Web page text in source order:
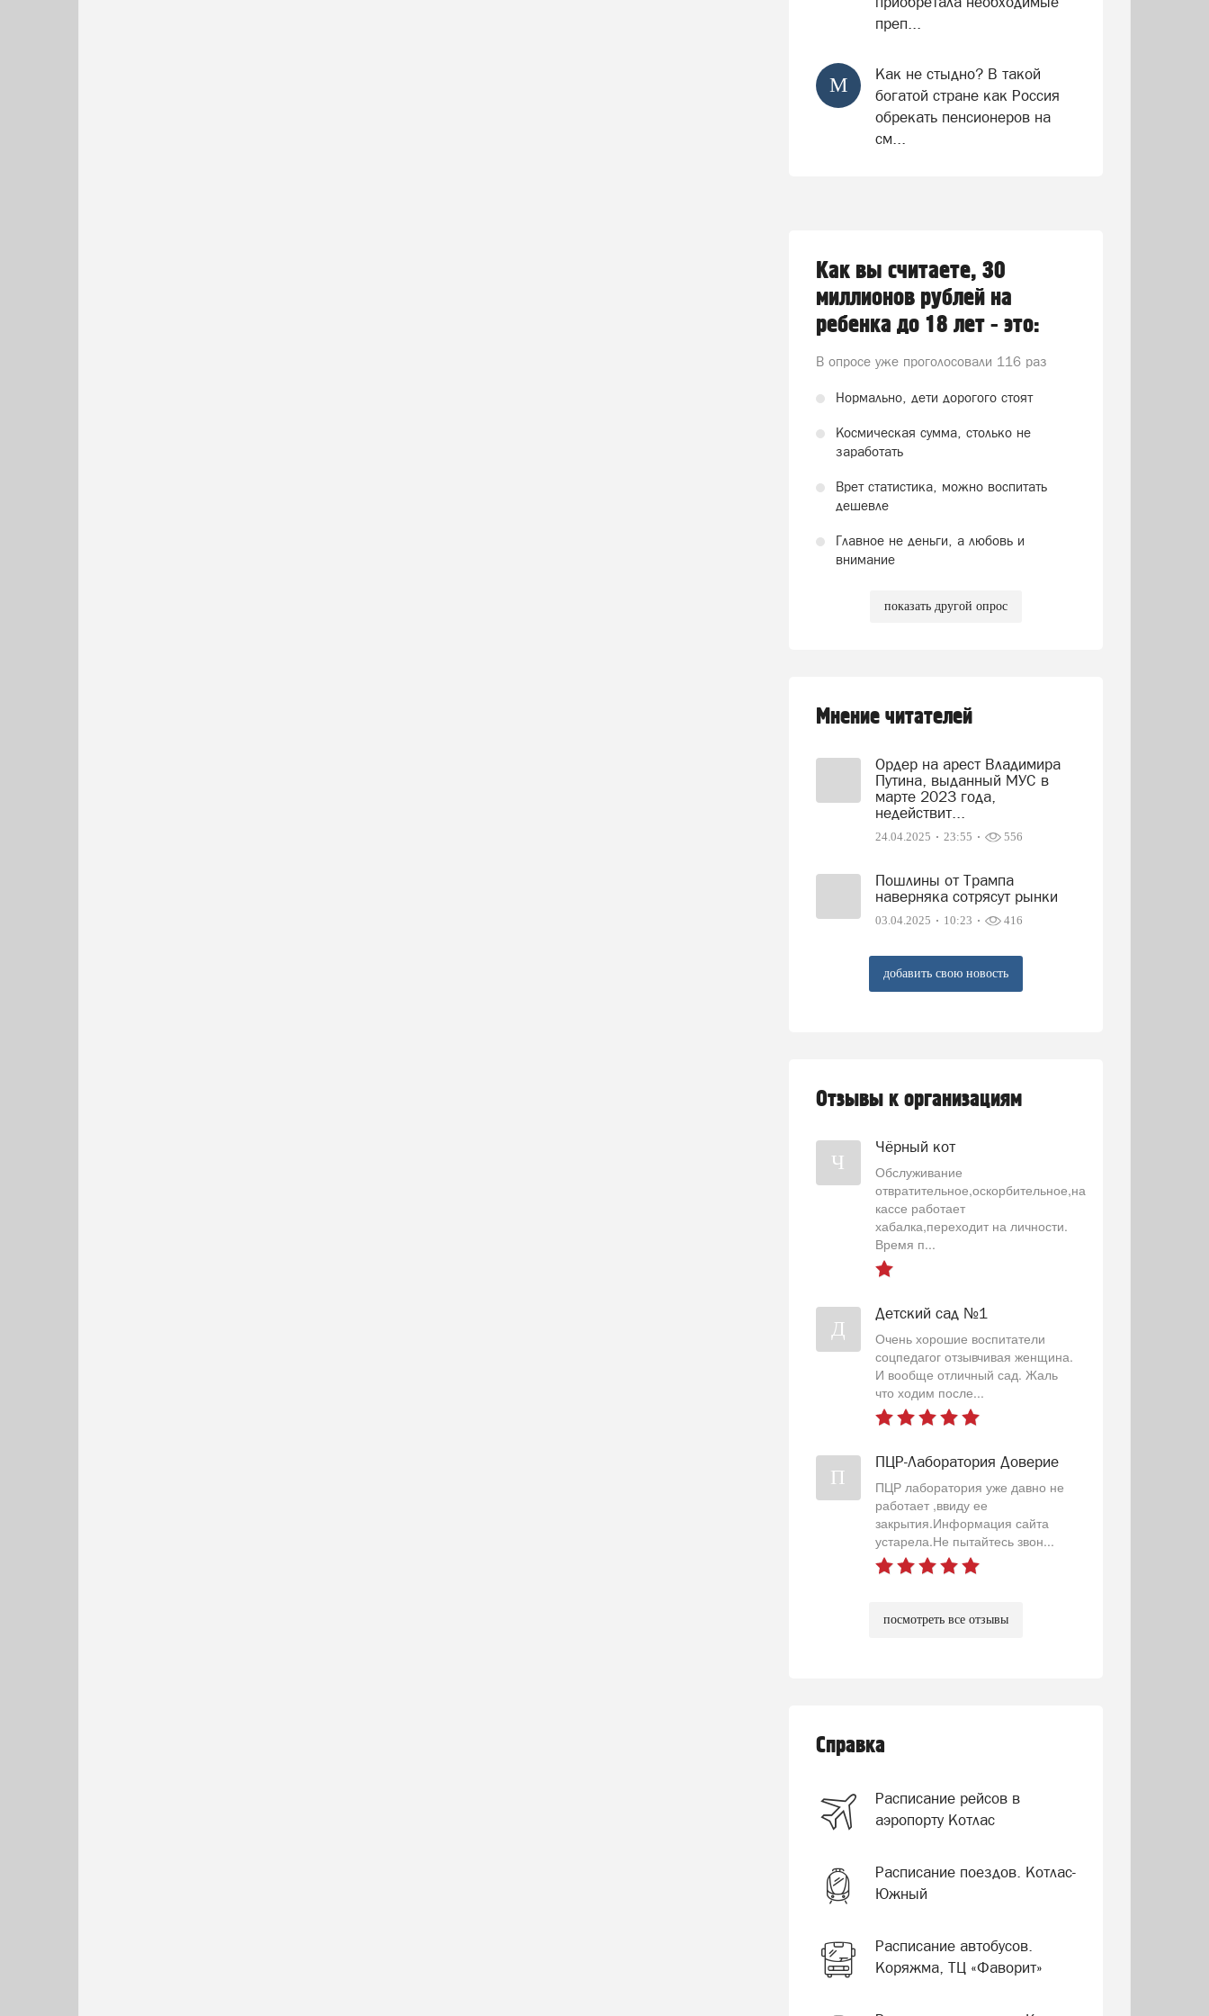
преп...
М
Как не стыдно? В такой
богатой стране как Россия
обрекать пенсионеров на
см...
Как вы считаете, 30
миллионов рублей на
ребенка до 18 лет - это:
В опросе уже проголосовали 116 раз
Нормально, дети дорогого стоят
Космическая сумма, столько не
заработать
Врет статистика, можно воспитать
дешевле
Главное не деньги, а любовь и
внимание
показать другой опрос
Мнение читателей
Ордер на арест Владимира
Путина, выданный МУС в
марте 2023 года,
недействит...
24.04.2025 23:55 556
Пошлины от Трампа
наверняка сотрясут рынки
03.04.2025 10:23 416
добавить свою новость
Отзывы к организациям
Ч
Чёрный кот
Обслуживание
отвратительное,оскорбительное,на
кассе работает
хабалка,переходит на личности.
Время п...
Д
Детский сад №1
Очень хорошие воспитатели
соцпедагог отзывчивая женщина.
И вообще отличный сад. Жаль
что ходим после...
П
ПЦР-Лаборатория Доверие
ПЦР лаборатория уже давно не
работает ,ввиду ее
закрытия.Информация сайта
устарела.Не пытайтесь звон...
посмотреть все отзывы
Справка
Расписание рейсов в
аэропорту Котлас
Расписание поездов. Котлас-
Южный
Расписание автобусов.
Коряжма, ТЦ «Фаворит»